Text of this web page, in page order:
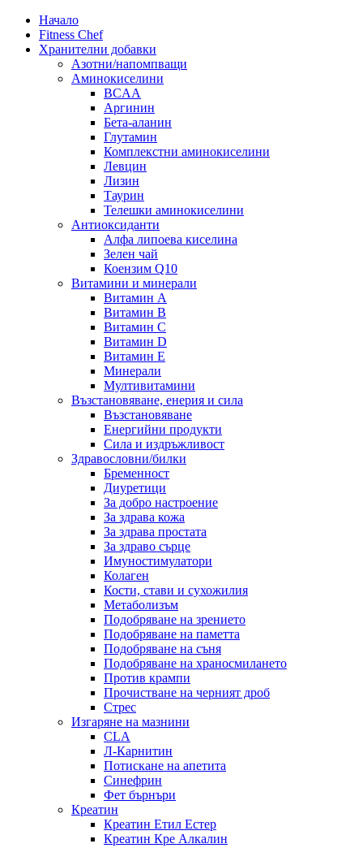
Начало
Fitness Chef
Хранителни добавки
Азотни/напомпващи
Аминокиселини
BCAA
Аргинин
Бета-аланин
Глутамин
Комплекстни аминокиселини
Левцин
Лизин
Таурин
Телешки аминокиселини
Антиоксиданти
Алфа липоева киселина
Зелен чай
Коензим Q10
Витамини и минерали
Витамин А
Витамин B
Витамин C
Витамин D
Витамин E
Минерали
Мултивитамини
Възстановяване, енерия и сила
Възстановяване
Енергийни продукти
Сила и издръжливост
Здравословни/билки
Бременност
Диуретици
За добро настроение
За здрава кожа
За здрава простата
За здраво сърце
Имуностимулатори
Колаген
Кости, стави и сухожилия
Метаболизъм
Подобряване на зрението
Подобряване на паметта
Подобряване на съня
Подобряване на храносмилането
Против крампи
Прочистване на черният дроб
Стрес
Изгаряне на мазнини
CLA
Л-Карнитин
Потискане на апетита
Синефрин
Фет бърнъри
Креатин
Креатин Етил Естер
Креатин Кре Алкалин